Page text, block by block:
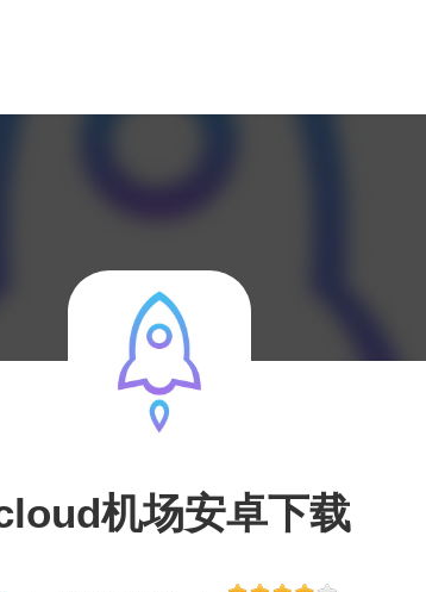
机场安卓下载